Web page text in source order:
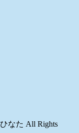
なた All Rights